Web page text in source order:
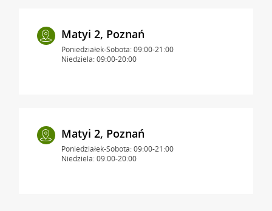
Matyi 2, Poznań
Poniedziałek-Sobota: 09:00-21:00
Niedziela: 09:00-20:00
Matyi 2, Poznań
Poniedziałek-Sobota: 09:00-21:00
Niedziela: 09:00-20:00